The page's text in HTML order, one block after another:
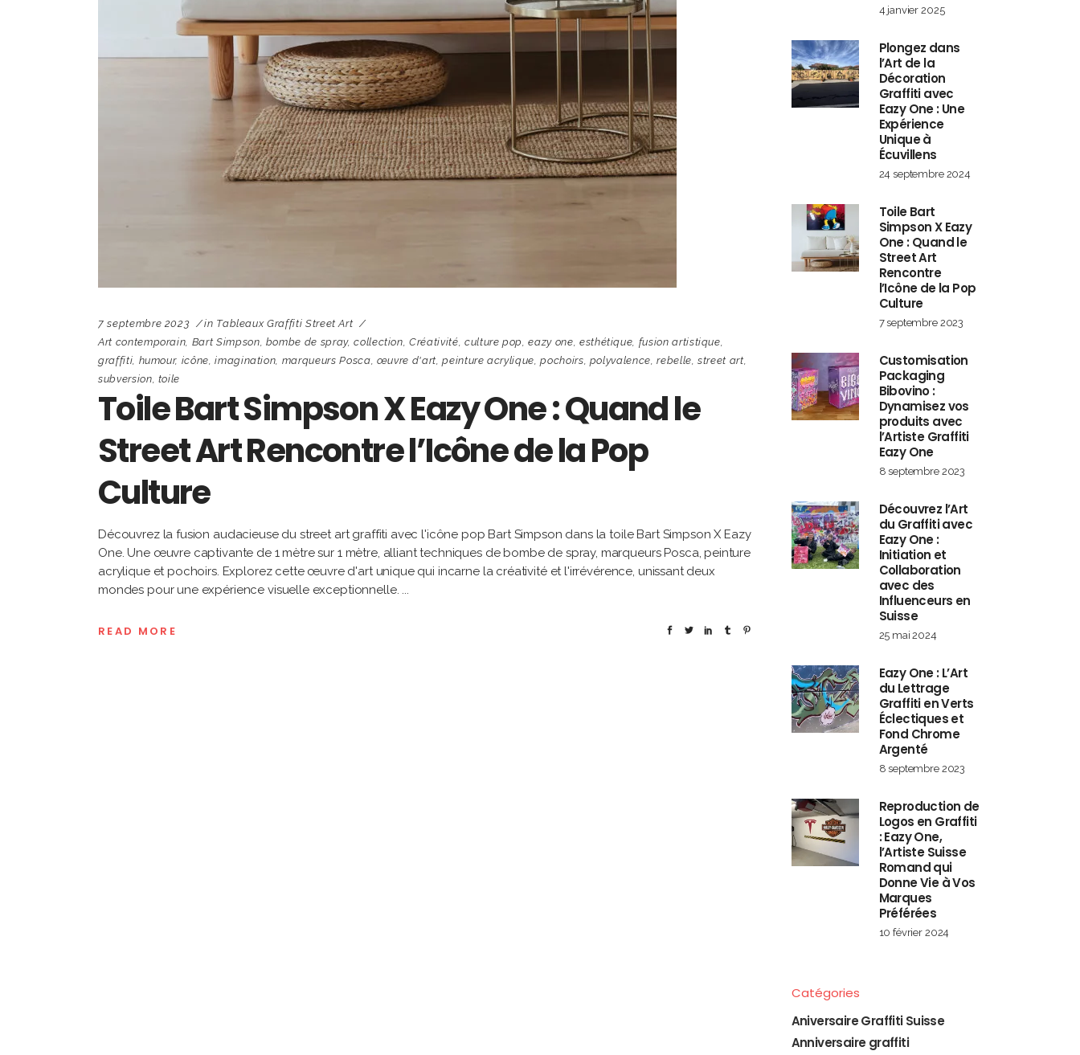
7 septembre 2023 in Tableaux Graffiti Street Art
Art contemporain, Bart Simpson, bombe de spray,collection,Créativité, culture pop,eazy one, esthétique, fusion artistique,
graffiti, humour, icône,imagination, marqueurs Posca, œuvre d'art,peinture acrylique,pochoirs, polyvalence,rebelle,street art,
subversion, toile
Toile Bart Simpson X Eazy One : Quand le
Street Art Rencontre l’Icône de la Pop
Culture
Découvrez la fusion audacieuse du street art graffiti avec l'icône pop Bart Simpson dans la toile Bart Simpson X Eazy
One. Une œuvre captivante de 1 mètre sur 1 mètre, alliant techniques de bombe de spray, marqueurs Posca, peinture
acrylique et pochoirs. Explorez cette œuvre d'art unique qui incarne la créativité et l'irrévérence, unissant deux
mondes pour une expérience visuelle exceptionnelle.
READ MORE
4 janvier 2025
Plongez dans
l’Art de la
Décoration
Graffiti avec
Eazy One : Une
Expérience
Unique à
Écuvillens
24 septembre 2024
Toile Bart
Simpson X Eazy
One : Quand le
Street Art
Rencontre
l’Icône de la Pop
Culture
7 septembre 2023
Customisation
Packaging
Bibovino :
Dynamisez vos
produits avec
l’Artiste Graffiti
Eazy One
8 septembre 2023
Découvrez l’Art
du Graffiti avec
Eazy One :
Initiation et
Collaboration
avec des
Influenceurs en
Suisse
25 mai 2024
Eazy One : L’Art
du Lettrage
Graffiti en Verts
Éclectiques et
Fond Chrome
Argenté
8 septembre 2023
Reproduction de
Logos en Graffiti
: Eazy One,
l’Artiste Suisse
Romand qui
Donne Vie à Vos
Marques
Préférées
10 février 2024
Catégories
Aniversaire Graffiti Suisse
Anniversaire graffiti